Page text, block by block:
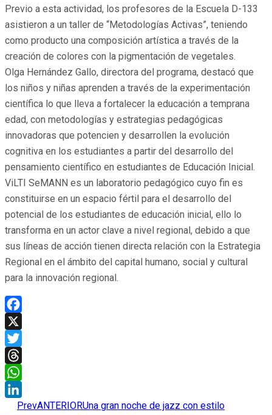
Previo a esta actividad, los profesores de la Escuela D-133
asistieron a un taller de “Metodologías Activas”, teniendo
como producto una composición artística a través de la
creación de colores con la pigmentación de vegetales.
Olga Hernández Gallo, directora del programa, destacó que
los niños y niñas aprenden a través de la experimentación
científica lo que lleva a fortalecer la educación a temprana
edad, con metodologías y estrategias pedagógicas
innovadoras que potencien y desarrollen la evolución
cognitiva en los estudiantes a partir del desarrollo del
pensamiento científico en estudiantes de Educación Inicial.
ViLTI SeMANN es un laboratorio pedagógico cuyo fin es
constituirse en un espacio fértil para el desarrollo del
potencial de los estudiantes de educación inicial, ello lo
transforma en un actor clave a nivel regional, debido a que
sus líneas de acción tienen directa relación con la Estrategia
Regional en el ámbito del capital humano, social y cultural
para la innovación regional.
Facebook
X
Twitter
Threads
WhatsApp
LinkedIn
PrevANTERIORUna gran noche de jazz con estilo